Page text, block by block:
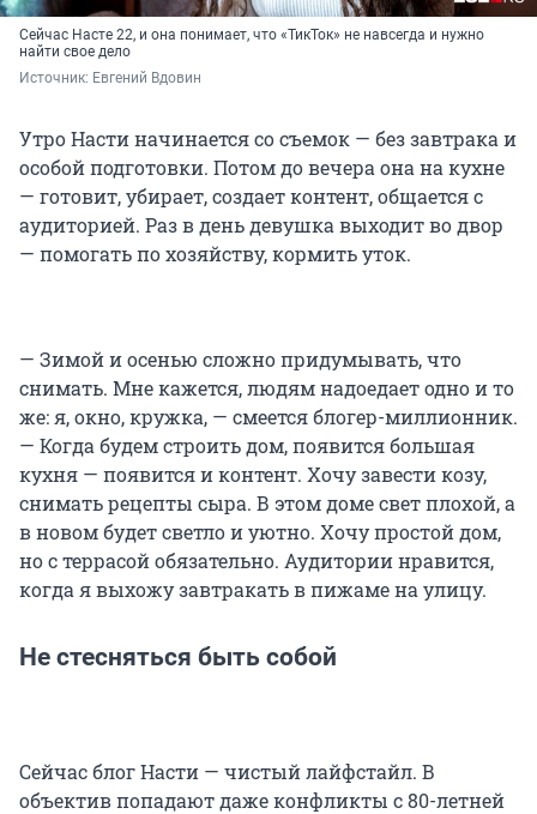
Сейчас Насте 22, и она понимает, что «ТикТок» не навсегда и нужно
найти свое дело
Источник: Евгений Вдовин
Утро Насти начинается со съемок — без завтрака и
особой подготовки. Потом до вечера она на кухне
— готовит, убирает, создает контент, общается с
аудиторией. Раз в день девушка выходит во двор
— помогать по хозяйству, кормить уток.
— Зимой и осенью сложно придумывать, что
снимать. Мне кажется, людям надоедает одно и то
же: я, окно, кружка, — смеется блогер-миллионник.
— Когда будем строить дом, появится большая
кухня — появится и контент. Хочу завести козу,
снимать рецепты сыра. В этом доме свет плохой, а
в новом будет светло и уютно. Хочу простой дом,
но с террасой обязательно. Аудитории нравится,
когда я выхожу завтракать в пижаме на улицу.
Не стесняться быть собой
Сейчас блог Насти — чистый лайфстайл. В
объектив попадают даже конфликты с 80-летней